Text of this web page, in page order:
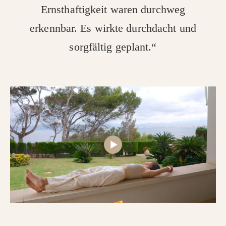
Ernsthaftigkeit waren durchweg
erkennbar. Es wirkte durchdacht und
sorgfältig geplant.“